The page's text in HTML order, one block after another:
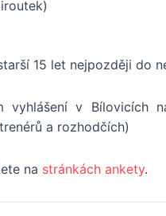
15 let nejpozději do
vyhlášení v Bílovicích
a rozhodčích)
na stránkách ankety.